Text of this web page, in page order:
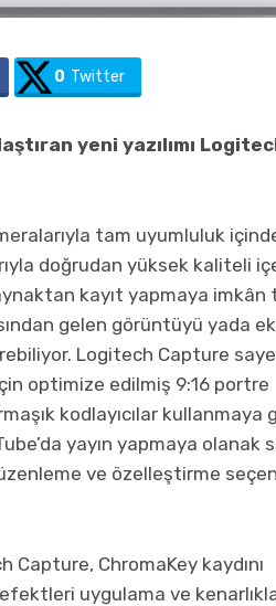
0 Twitter
yeni yazılımı
tam uyumluluk
doğrudan yüksek kaliteli
kayıt yapmaya imkân
gelen görüntüyü yada
Logitech Capture
optimize edilmiş 9:16 portre
kodlayıcılar kullanmaya
yayın yapmaya olanak
ve özelleştirme
ChromaKey kaydını
uygulama ve